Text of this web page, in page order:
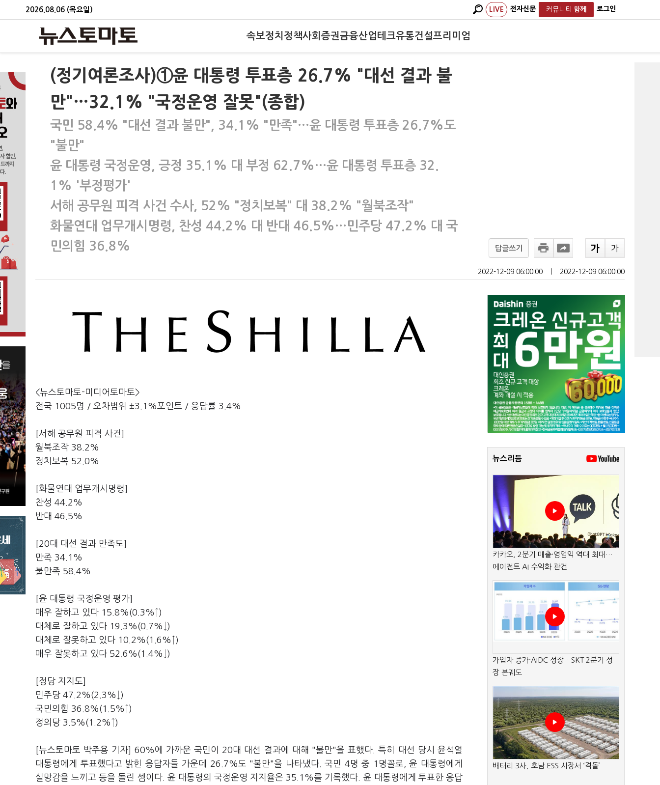
2026.08.06 (목요일) LIVE 전자신문 커뮤니티 함께 로그인
속보정치 정책사회 증권금융산업테크유통건설프리미엄
(정기여론조사)①윤 대통령 투표층 26.7% "대선 결과 불
만"…32.1% "국정운영 잘못"(종합)
국민 58.4% "대선 결과 불만", 34.1% "만족"…윤 대통령 투표층 26.7%도
"불만"
윤 대통령 국정운영, 긍정 35.1% 대 부정 62.7%…윤 대통령 투표층 32.
1% '부정평가'
서해 공무원 피격 사건 수사, 52% "정치보복" 대 38.2% "월북조작"
화물연대 업무개시명령, 찬성 44.2% 대 반대 46.5%…민주당 47.2% 대 국
민의힘 36.8%
답글쓰기
2022-12-09 06:00:00 2022-12-09 06:00:00
<뉴스토마토-미디어토마토>
전국 1005명 / 오차범위 ±3.1%포인트 / 응답률 3.4%
[서해 공무원 피격 사건]
월북조작 38.2%
정치보복 52.0%
[화물연대 업무개시명령]
찬성 44.2%
반대 46.5%
[20대 대선 결과 만족도]
만족 34.1%
불만족 58.4%
[윤 대통령 국정운영 평가]
매우 잘하고 있다 15.8%(0.3%↑)
대체로 잘하고 있다 19.3%(0.7%↓)
대체로 잘못하고 있다 10.2%(1.6%↑)
매우 잘못하고 있다 52.6%(1.4%↓)
[정당 지지도]
민주당 47.2%(2.3%↓)
국민의힘 36.8%(1.5%↑)
정의당 3.5%(1.2%↑)
[뉴스토마토 박주용 기자] 60%에 가까운 국민이 20대 대선 결과에 대해 "불만"을 표했다. 특히 대선 당시 윤석열
대통령에게 투표했다고 밝힌 응답자들 가운데 26.7%도 "불만"을 나타냈다. 국민 4명 중 1명꼴로, 윤 대통령에게
실망감을 느끼고 등을 돌린 셈이다. 윤 대통령의 국정운영 지지율은 35.1%를 기록했다. 윤 대통령에게 투표한 응답
뉴스리듬
카카오, 2분기 매출·영업익 역대 최대…
에이전트 AI 수익화 관건
가입자 증가·AIDC 성장…SKT 2분기 성
장 본궤도
배터리 3사, 호남 ESS 시장서 ‘격돌’